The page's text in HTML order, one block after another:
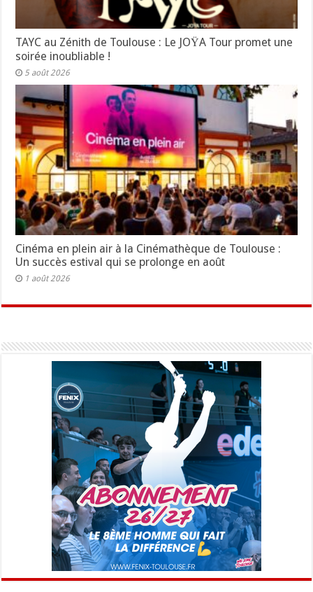
TAYC au Zénith de Toulouse : Le JOŸA Tour promet une
soirée inoubliable !
5 août 2026
Cinéma en plein air à la Cinémathèque de Toulouse :
Un succès estival qui se prolonge en août
1 août 2026